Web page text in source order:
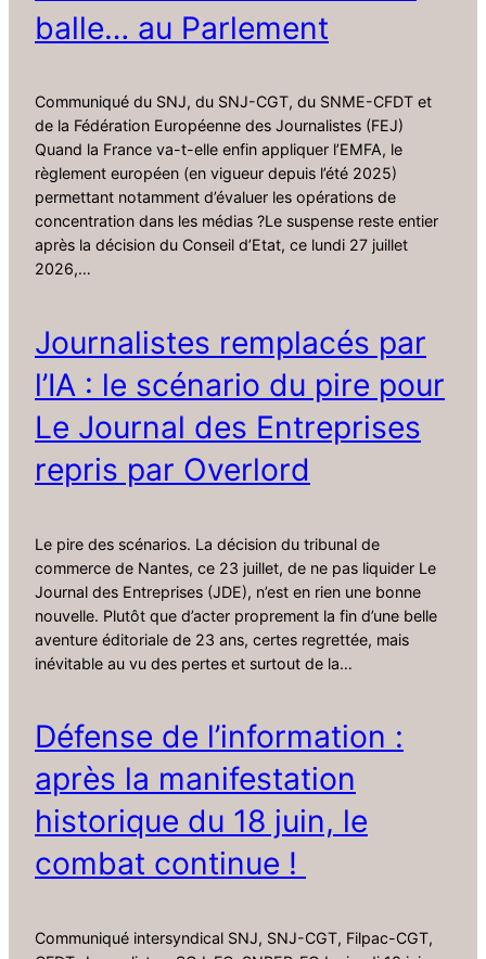
balle… au Parlement
Communiqué du SNJ, du SNJ-CGT, du SNME-CFDT et
de la Fédération Européenne des Journalistes (FEJ)
Quand la France va-t-elle enfin appliquer l’EMFA, le
règlement européen (en vigueur depuis l’été 2025)
permettant notamment d’évaluer les opérations de
concentration dans les médias ?Le suspense reste entier
après la décision du Conseil d’Etat, ce lundi 27 juillet
2026,…
Journalistes remplacés par
l’IA : le scénario du pire pour
Le Journal des Entreprises
repris par Overlord
Le pire des scénarios. La décision du tribunal de
commerce de Nantes, ce 23 juillet, de ne pas liquider Le
Journal des Entreprises (JDE), n’est en rien une bonne
nouvelle. Plutôt que d’acter proprement la fin d’une belle
aventure éditoriale de 23 ans, certes regrettée, mais
inévitable au vu des pertes et surtout de la…
Défense de l’information :
après la manifestation
historique du 18 juin, le
combat continue !
Communiqué intersyndical SNJ, SNJ-CGT, Filpac-CGT,